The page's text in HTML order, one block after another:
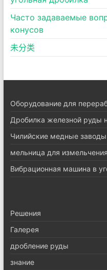
Часто задаваемые
конусов
未分类
Оборудование для
Дробилка железной руды
Чилийские медные заводы
мельница для
Вибрационная машина в
Pешения
Галерея
дробление руды
знание